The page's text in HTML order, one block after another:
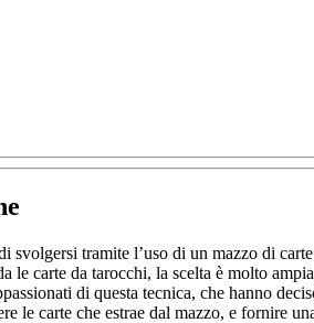
tramite l’uso di un mazzo di
carte da tarocchi, la scelta è molto
di questa tecnica, che hanno
carte che estrae dal mazzo, e fornire